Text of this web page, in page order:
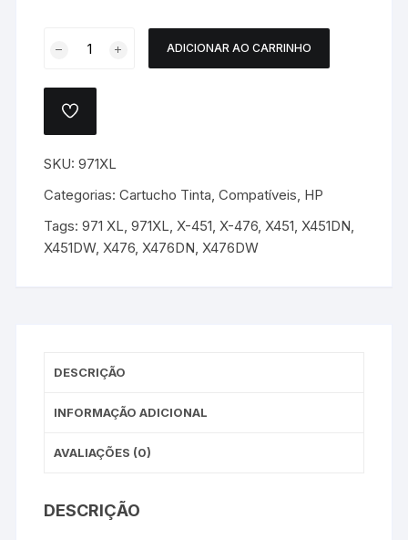
X451
/
quantidade
ADICIONAR AO CARRINHO
ADICIONAR
DE
DESEJOS.
SKU:971XL
Categorias:Cartucho Tinta,Compatíveis, HP
Tags:971 XL,971XL,X-451,X-476,X451,X451DN,
X451DW,X476,X476DN,X476DW
DESCRIÇÃO
INFORMAÇÃO ADICIONAL
AVALIAÇÕES (0)
DESCRIÇÃO